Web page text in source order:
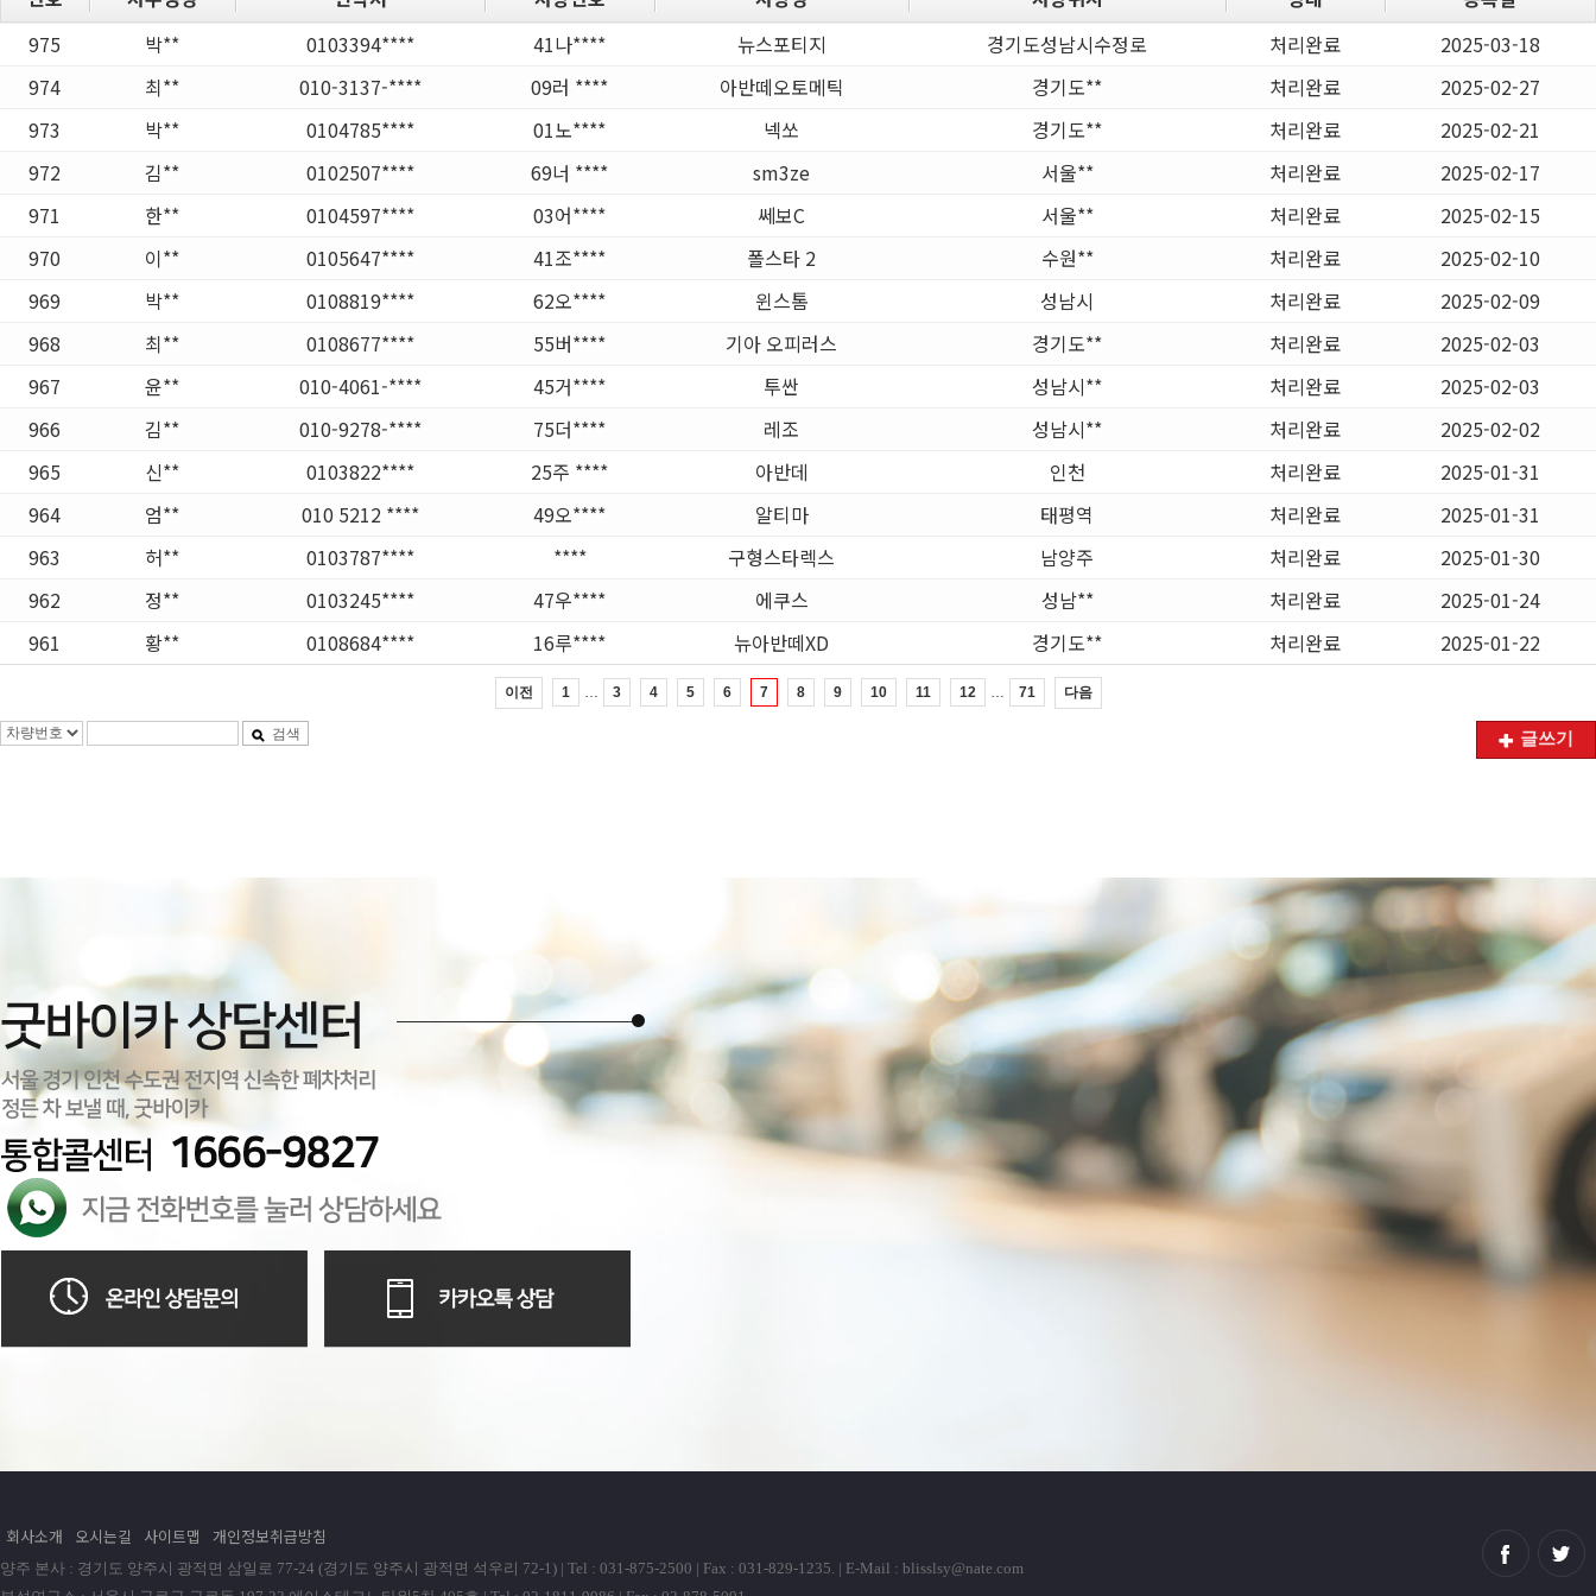
975
박** 0103394**** 41나**** 뉴스포티지 경기도성남시수정로 처리완료
2025-03-18
974
최** 010-3137-**** 09러 **** 아반떼오토메틱 경기도** 처리완료
2025-02-27
973
박** 0104785**** 01노**** 넥쏘 경기도** 처리완료
2025-02-21
972
김** 0102507**** 69너 **** sm3ze 서울** 처리완료
2025-02-17
971
한** 0104597**** 03어**** 쎄보C 서울** 처리완료
2025-02-15
970
이** 0105647**** 41조**** 폴스타 2 수원** 처리완료
2025-02-10
969
박** 0108819**** 62오**** 윈스톰 성남시 처리완료
2025-02-09
968
최** 0108677**** 55버**** 기아 오피러스 경기도** 처리완료
2025-02-03
967
윤** 010-4061-**** 45거**** 투싼 성남시** 처리완료
2025-02-03
966
김** 010-9278-**** 75더**** 레조 성남시** 처리완료
2025-02-02
965
신** 0103822**** 25주 **** 아반데 인천 처리완료
2025-01-31
964
엄** 010 5212 **** 49오**** 알티마 태평역 처리완료
2025-01-31
963
허** 0103787**** **** 구형스타렉스 남양주 처리완료
2025-01-30
962
정** 0103245**** 47우**** 에쿠스 성남** 처리완료
2025-01-24
961
황** 0108684**** 16루**** 뉴아반떼XD 경기도** 처리완료 2025-01-22
이전 1 3 4 5 6 7 8 9 10 11 12 71 다음
검색 글쓰기
회사소개 오시는길 사이트맵 개인정보취급방침
양주 본사 : 경기도 양주시 광적면 삼일로 77-24 (경기도 양주시 광적면 석우리 72-1) | Tel : 031-875-2500 | Fax : 031-829-1235. | E-Mail : blisslsy@nate.com